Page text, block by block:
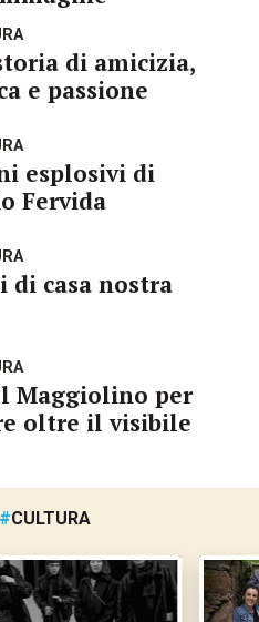
di amicizia,
e passione
esplosivi di
Fervida
di casa nostra
Maggiolino per
oltre il visibile
#CULTURA